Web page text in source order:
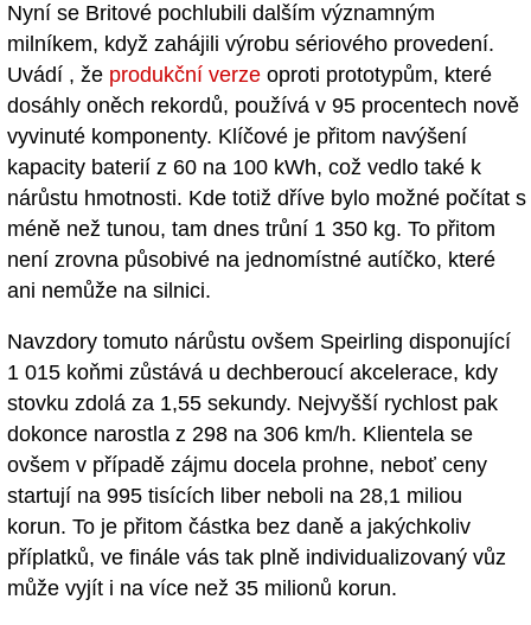
Nyní se Britové pochlubili dalším významným
milníkem, když zahájili výrobu sériového provedení.
Uvádí , že produkční verze oproti prototypům, které
dosáhly oněch rekordů, používá v 95 procentech nově
vyvinuté komponenty. Klíčové je přitom navýšení
kapacity baterií z 60 na 100 kWh, což vedlo také k
nárůstu hmotnosti. Kde totiž dříve bylo možné počítat s
méně než tunou, tam dnes trůní 1 350 kg. To přitom
není zrovna působivé na jednomístné autíčko, které
ani nemůže na silnici.
Navzdory tomuto nárůstu ovšem Speirling disponující
1 015 koňmi zůstává u dechberoucí akcelerace, kdy
stovku zdolá za 1,55 sekundy. Nejvyšší rychlost pak
dokonce narostla z 298 na 306 km/h. Klientela se
ovšem v případě zájmu docela prohne, neboť ceny
startují na 995 tisících liber neboli na 28,1 miliou
korun. To je přitom částka bez daně a jakýchkoliv
příplatků, ve finále vás tak plně individualizovaný vůz
může vyjít i na více než 35 milionů korun.